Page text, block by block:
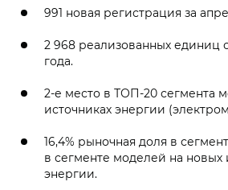
991 новая регистрация за
2 968 реализованных единиц
года.
2-е место в ТОП-20 сегмента
источниках энергии
16,4% рыночная доля в
в сегменте моделей на новых
энергии.